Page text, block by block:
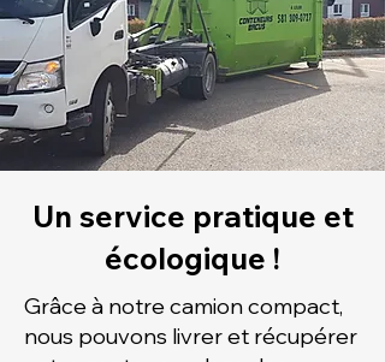
Un service pratique et
écologique !
Grâce à notre camion compact,
nous pouvons livrer et récupérer